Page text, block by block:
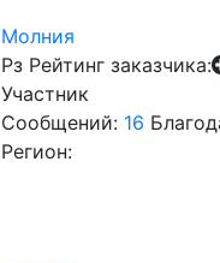
Молния
Рз Рейтинг заказчика:
Участник
Сообщений: 16
Регион: